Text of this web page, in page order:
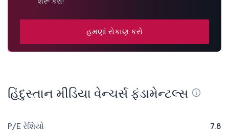
હમણાં રોકાણ કરો
હિંદુસ્તાન મીડિયા વેન્ચર્સ ફંડામેન્ટલ્સ
P/E રેશિયો 7.8